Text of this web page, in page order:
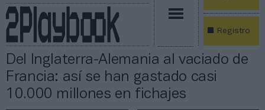
Registro
Del Inglaterra-Alemania al vaciado de
Francia: así se han gastado casi
10.000 millones en fichajes